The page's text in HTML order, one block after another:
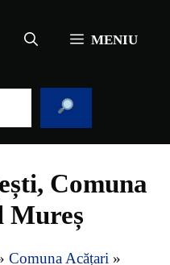
MENIU
Comuna
Mureș
Comuna Acățari »